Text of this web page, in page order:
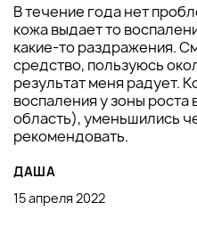
В течение года нет
кожа выдает то
какие-то раздражения.
средство, пользуюсь
результат меня радует.
воспаления у зоны
область), уменьшились
рекомендовать.
ДАША
15 апреля 2022